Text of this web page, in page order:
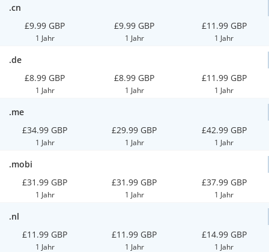
.cn
£9.99 GBP
1 Jahr
£9.99 GBP
1 Jahr
£11.99 GBP
1 Jahr
.de
£8.99 GBP
1 Jahr
£8.99 GBP
1 Jahr
£11.99 GBP
1 Jahr
.me
£34.99 GBP
1 Jahr
£29.99 GBP
1 Jahr
£42.99 GBP
1 Jahr
.mobi
£31.99 GBP
1 Jahr
£31.99 GBP
1 Jahr
£37.99 GBP
1 Jahr
.nl
£11.99 GBP
1 Jahr
£11.99 GBP
1 Jahr
£14.99 GBP
1 Jahr